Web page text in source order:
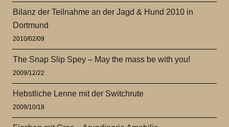
Bilanz der Teilnahme an der Jagd & Hund 2010 in
Dortmund
2010/02/09
The Snap Slip Spey – May the mass be with you!
2009/12/22
Hebstliche Lenne mit der Switchrute
2009/10/18